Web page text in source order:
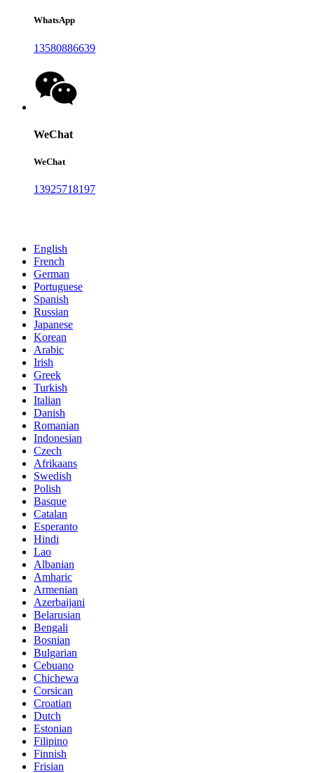
WhatsApp
13580886639
WeChat
WeChat
13925718197
English
French
German
Portuguese
Spanish
Russian
Japanese
Korean
Arabic
Irish
Greek
Turkish
Italian
Danish
Romanian
Indonesian
Czech
Afrikaans
Swedish
Polish
Basque
Catalan
Esperanto
Hindi
Lao
Albanian
Amharic
Armenian
Azerbaijani
Belarusian
Bengali
Bosnian
Bulgarian
Cebuano
Chichewa
Corsican
Croatian
Dutch
Estonian
Filipino
Finnish
Frisian